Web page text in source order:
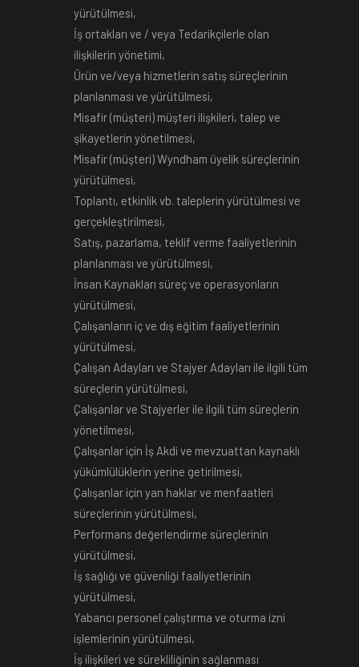
yürütülmesi,
İş ortakları ve / veya Tedarikçilerle olan
ilişkilerin yönetimi,
Ürün ve/veya hizmetlerin satış süreçlerinin
planlanması ve yürütülmesi,
Misafir (müşteri) müşteri ilişkileri, talep ve
şikayetlerin yönetilmesi,
Misafir (müşteri) Wyndham üyelik süreçlerinin
yürütülmesi,
Toplantı, etkinlik vb. taleplerin yürütülmesi ve
gerçekleştirilmesi,
Satış, pazarlama, teklif verme faaliyetlerinin
planlanması ve yürütülmesi,
İnsan Kaynakları süreç ve operasyonların
yürütülmesi,
Çalışanların iç ve dış eğitim faaliyetlerinin
yürütülmesi,
Çalışan Adayları ve Stajyer Adayları ile ilgili tüm
süreçlerin yürütülmesi,
Çalışanlar ve Stajyerler ile ilgili tüm süreçlerin
yönetilmesi,
Çalışanlar için İş Akdi ve mevzuattan kaynaklı
yükümlülüklerin yerine getirilmesi,
Çalışanlar için yan haklar ve menfaatleri
süreçlerinin yürütülmesi,
Performans değerlendirme süreçlerinin
yürütülmesi,
İş sağlığı ve güvenliği faaliyetlerinin
yürütülmesi,
Yabancı personel çalıştırma ve oturma izni
işlemlerinin yürütülmesi,
İş ilişkileri ve sürekliliğinin sağlanması